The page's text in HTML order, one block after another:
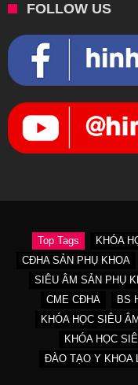
FOLLOW US
Top Tags
KHÓA
CĐHA SẢN PHỤ KHOA
SIÊU ÂM SẢN PHỤ
CME CĐHA
BS
KHÓA HỌC SIÊU ÂM
KHÓA HỌC
ĐÀO TẠO Y KHOA